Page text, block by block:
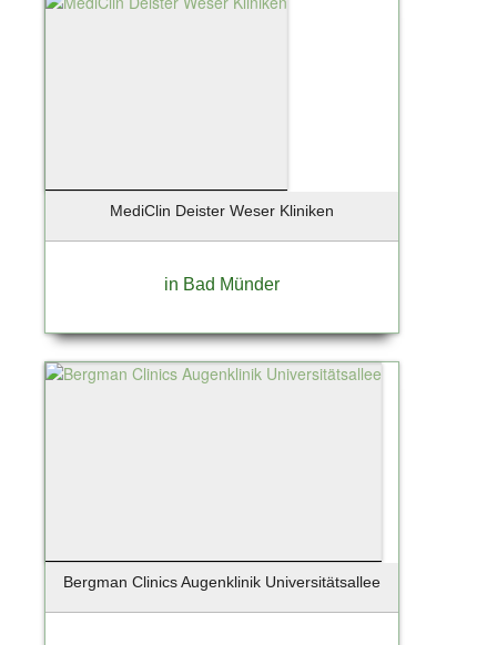
MediClin Deister Weser Kliniken
in Bad Münder
Bergman Clinics Augenklinik Universitätsallee